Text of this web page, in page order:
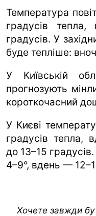
Температура
градусів
градусів. У
буде тепліше:
У Київській
прогнозують
короткочасний
У Києві
градусів тепла,
до 13–15 градусів.
4–9°, вдень —
Хочете завжди